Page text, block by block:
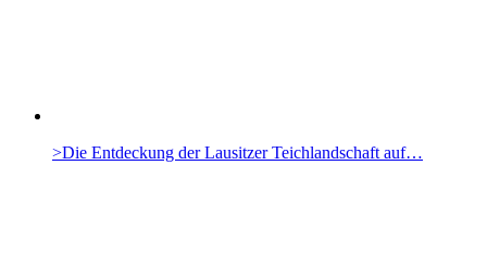
>Die Entdeckung der Lausitzer Teichlandschaft auf…